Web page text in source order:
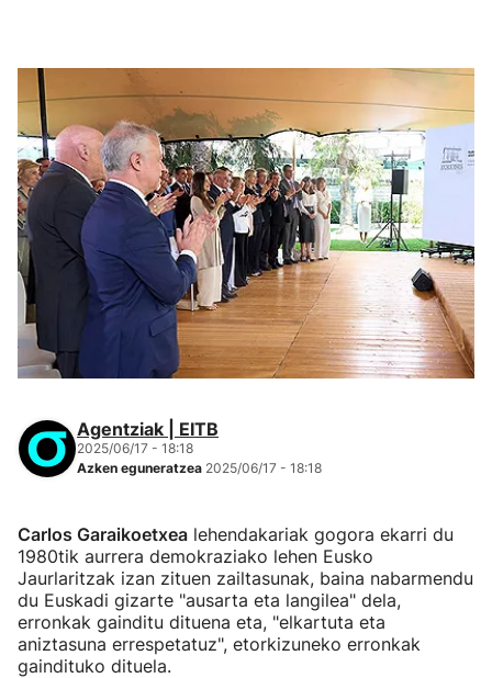
Agentziak | EITB
2025/06/17 - 18:18
Azken eguneratzea 2025/06/17 - 18:18
Carlos Garaikoetxea lehendakariak gogora ekarri du
1980tik aurrera demokraziako lehen Eusko
Jaurlaritzak izan zituen zailtasunak, baina nabarmendu
du Euskadi gizarte "ausarta eta langilea" dela,
erronkak gainditu dituena eta, "elkartuta eta
aniztasuna errespetatuz", etorkizuneko erronkak
gaindituko dituela.